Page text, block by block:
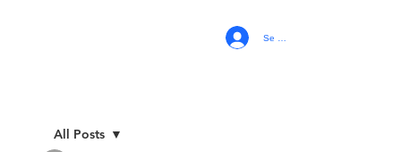
Se connecter
All Posts